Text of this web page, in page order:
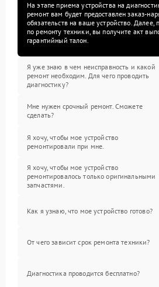
На этапе приема устройства на
ремонт вам будет предоставлен заказ-
обязательств на ваше устройство. Далее,
по ремонту техники, вы получите акт
гарантийный талон.
Я уже знаю в чем неисправность и какой
ремонт необходим. Для чего проводить
диагностику?
Мне нужен срочный ремонт. Сможете
сделать?
Я хочу, чтобы мое устройство
ремонтировали при мне.
Я хочу, чтобы мое устройство
ремонтировалось только оригинальными
запчастями.
Как я узнаю, что мое устройство готово?
От чего зависит срок ремонта техники?
Диагностика проводится бесплатно?